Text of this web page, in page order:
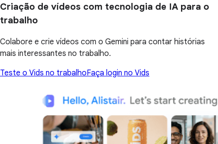
Criação de vídeos com tecnologia de IA para o
trabalho
Colabore e crie vídeos com o Gemini para contar histórias
mais interessantes no trabalho.
Teste o Vids no trabalhoFaça login no Vids